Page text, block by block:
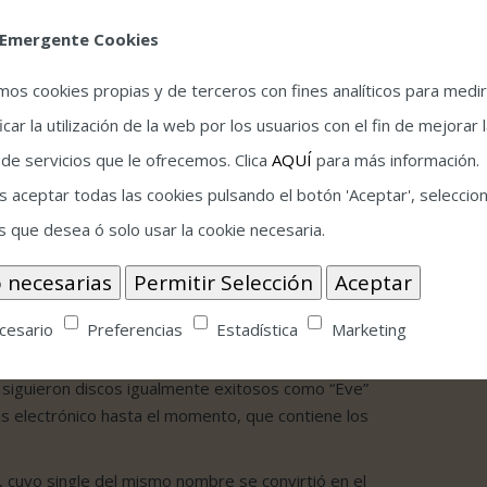
cuenta con la participación de la Israel La
2CD + DVD, Blu-ray, 3xLP y Digital.
sonido en el álbum “Abbey Road” de The
de Pink Floyd , dos de los álbumes icónicos
exitoso para numerosos artistas como
etc a quienes encumbro en las listas de éxitos
Project y lanzaron “Tales of Mystery and
las historias de Edgar Allan Poe. El proyecto se
y usar un elenco giratorio de vocalistas y
producido por Parsons/Woolfson.
a tratar la ciencia ficción en “I Robot”
discos igualmente exitosos como “Eve”
electrónico hasta el momento, que contiene los
cuyo single del mismo nombre se convirtió en el
Cookies
cookies propias y de terceros con fines analíticos para
la utilización de la web por los usuarios con el fin de mejorar
servicios que le ofrecemos. Clica AQUÍ para más información.
aceptar todas las cookies pulsando el botón 'Aceptar',
que desea ó solo usar la cookie necesaria.
Preferencias Estadística Marketing